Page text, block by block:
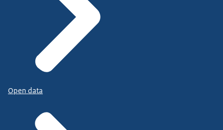
Open data